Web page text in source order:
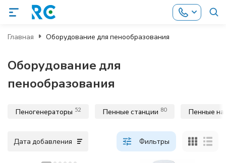
Главная Оборудование для пенообразования
Оборудование для
пенообразования
Пеногенераторы 52 Пенные станции 80 Пенные
Дата добавления Фильтры